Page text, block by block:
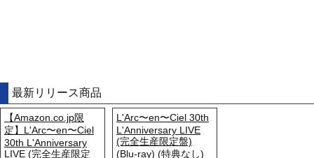
最新リリース商品
【Amazon.co.jp限
定】L'Arc〜en〜Ciel
30th L'Anniversary
LIVE (完全生産限定
L'Arc〜en〜Ciel 30th
L'Anniversary LIVE
(完全生産限定盤)
(Blu-ray) (特典なし)